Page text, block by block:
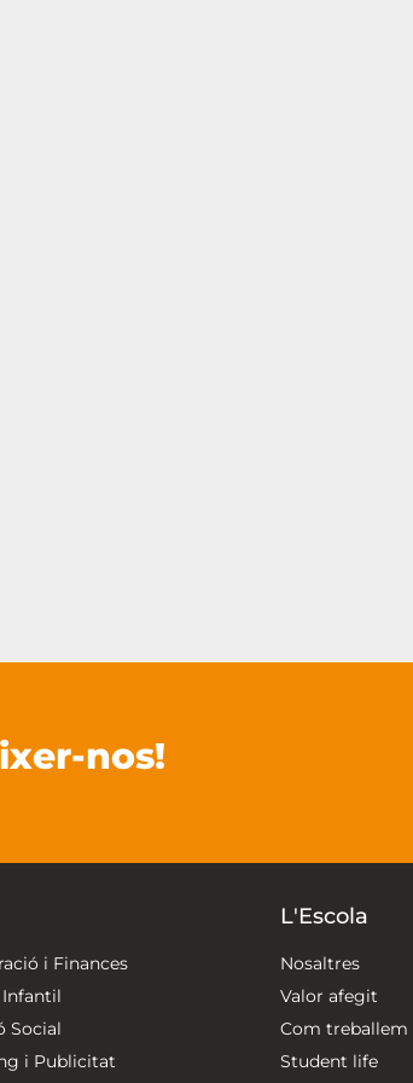
nos!
i Finances
Infantil
Social
i Publicitat
L'Escola
Nosaltres
Valor afegit
Com treballem
Student life